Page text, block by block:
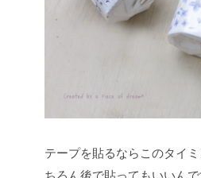
テープを貼るならこのタイ